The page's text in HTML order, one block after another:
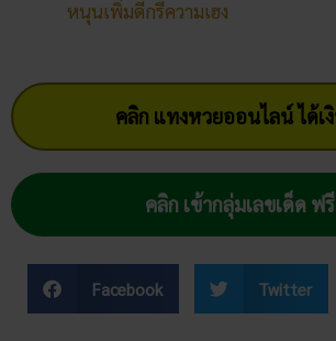
Facebook Twitter
ทับทิมทอง